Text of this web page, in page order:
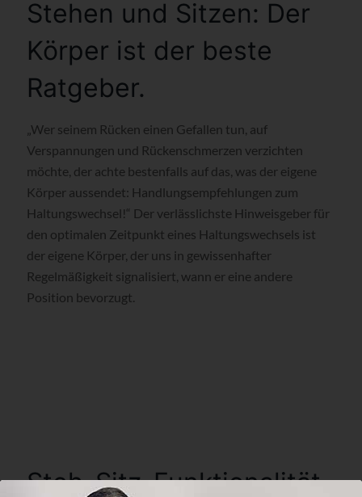
Stehen und Sitzen: Der
Körper ist der beste
Ratgeber.
„Wer seinem Rücken einen Gefallen tun, auf
Verspannungen und Rückenschmerzen verzichten
möchte, der achte bestenfalls auf das, was der eigene
Körper aussendet: Handlungsempfehlungen zum
Haltungswechsel!“ Der verlässlichste Hinweisgeber für
den optimalen Zeitpunkt eines Haltungswechsels ist
der eigene Körper, der uns in gewissenhafter
Regelmäßigkeit signalisiert, wann er eine andere
Position bevorzugt.
Steh-Sitz-Funktionalität